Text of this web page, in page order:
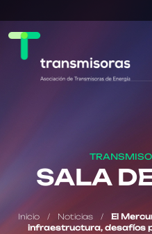
SALA
Inicio / Noticias /
El
infraestructura, desafíos